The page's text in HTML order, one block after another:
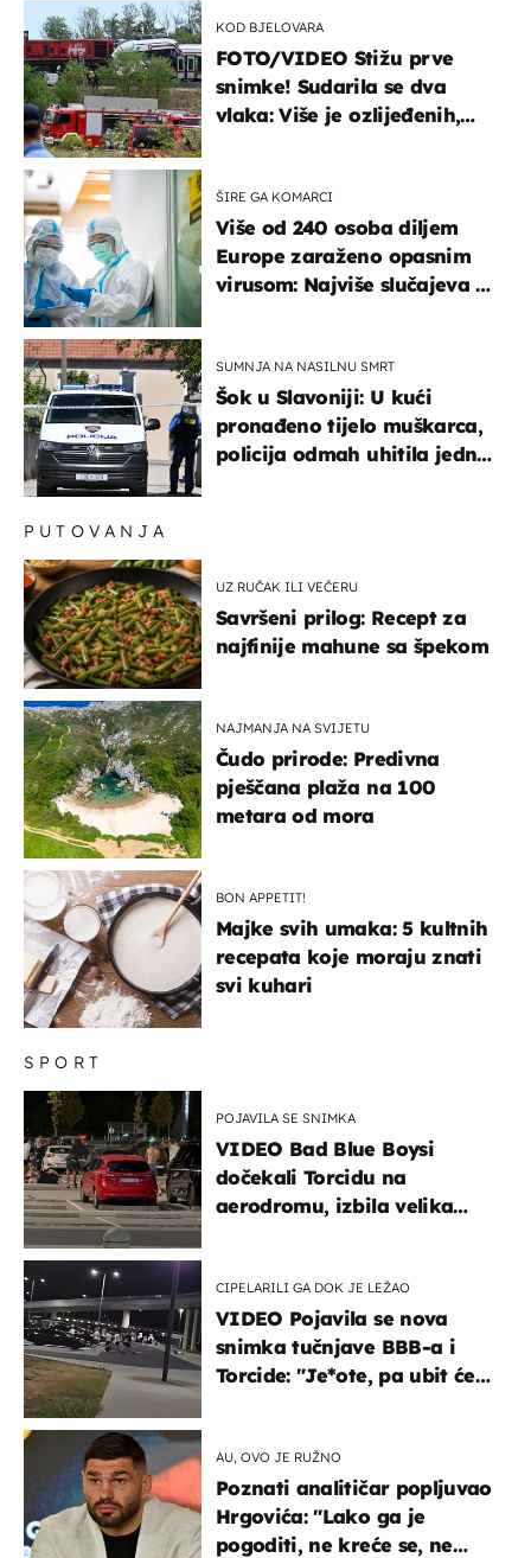
KOD BJELOVARA
FOTO/VIDEO Stižu prve
snimke! Sudarila se dva
vlaka: Više je ozlijeđenih,
ŠIRE GA KOMARCI
Više od 240 osoba diljem
Europe zaraženo opasnim
virusom: Najviše slučajeva u
SUMNJA NA NASILNU SMRT
Šok u Slavoniji: U kući
pronađeno tijelo muškarca,
policija odmah uhitila jednu
SPORT
POJAVILA SE SNIMKA
VIDEO Bad Blue Boysi
dočekali Torcidu na
aerodromu, izbila velika
CIPELARILI GA DOK JE LEŽAO
VIDEO Pojavila se nova
snimka tučnjave BBB-a i
Torcide: "Je*ote, pa ubit će
AU, OVO JE RUŽNO
Poznati analitičar popljuvao
Hrgovića: "Lako ga je
pogoditi, ne kreće se, ne
PUTOVANJA
UZ RUČAK ILI VEČERU
Savršeni prilog: Recept za
najfinije mahune sa špekom
NAJMANJA NA SVIJETU
Čudo prirode: Predivna
pješčana plaža na 100
metara od mora
BON APPETIT!
Majke svih umaka: 5 kultnih
recepata koje moraju znati
svi kuhari